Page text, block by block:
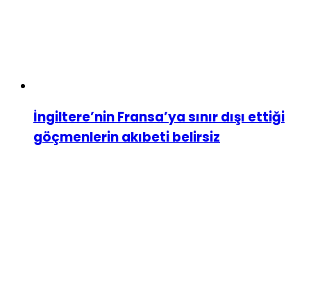
İngiltere’nin Fransa’ya sınır dışı ettiği
göçmenlerin akıbeti belirsiz